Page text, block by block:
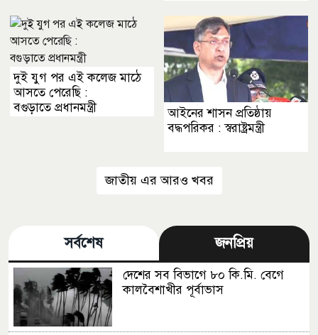
দুই যুগ পর এই কলেজ মাঠে
আসতে পেরেছি :
বগুড়াতে প্রধানমন্ত্রী
আইনের শাসন প্রতিষ্ঠায়
বদ্ধপরিকর : স্বরাষ্ট্রমন্ত্রী
জাতীয় এর আরও খবর
সর্বশেষ জনপ্রিয়
দেশের সব বিভাগে ৮০ কি.মি. বেগে
কালবৈশাখীর পূর্বাভাস